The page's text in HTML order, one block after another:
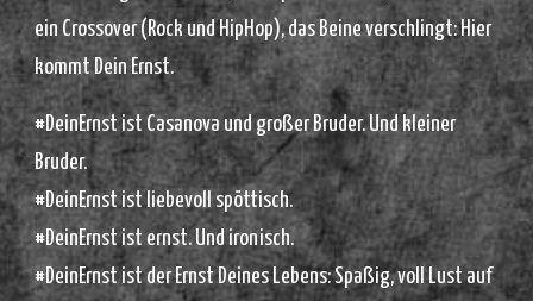
ein Crossover (Rock und HipHop), das Beine verschlingt: Hier
kommt Dein Ernst.
#DeinErnst ist Casanova und großer Bruder. Und kleiner
Bruder.
#DeinErnst ist liebevoll spöttisch.
#DeinErnst ist ernst. Und ironisch.
#DeinErnst ist der Ernst Deines Lebens: Spaßig, voll Lust auf